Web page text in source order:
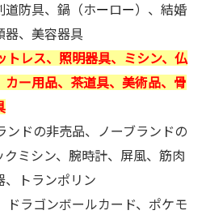
道防具、鍋（ホー ロー）、結婚
器、美容器具
トレス、照明器具、ミシン、仏
カー用品、茶道具、美術品、骨
ンドの非売品、ノーブランドの
クミシン、腕時計、屏風、筋肉
、トランポリン
ドラゴンボールカード、ポケモ